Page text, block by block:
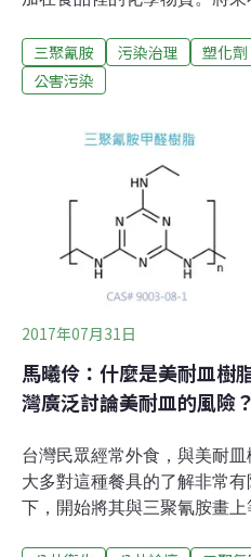
處罰6到50萬元。現行規範
行稽查，在市面上揪出非法
元。化學局局長謝燕儒強調
17條、第23條都有罰則，罰
告的這13種毒化物，謝燕儒
加物。過去不時有業者為了
加口感、色澤、香氣、延長
例如豆干常用上皂黃，這種工
三聚氰胺 污染治理 塑化劑
公害污染
2017年07月31日
馬曦伶：什麼是美耐皿樹
灣廣泛討論美耐皿的風險？
台灣民眾經常外食，與美耐
大多對這種餐具的了解非常
下，開始將其與三聚氰胺畫